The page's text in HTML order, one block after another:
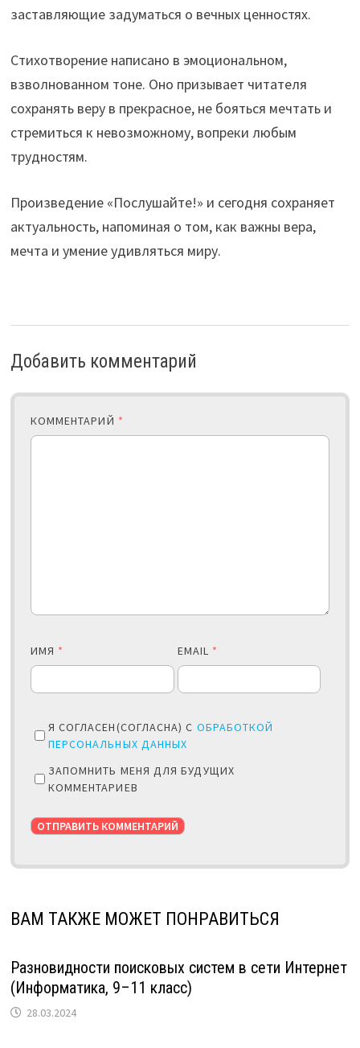
заставляющие задуматься о вечных ценностях.
Стихотворение написано в эмоциональном,
взволнованном тоне. Оно призывает читателя
сохранять веру в прекрасное, не бояться мечтать и
стремиться к невозможному, вопреки любым
трудностям.
Произведение «Послушайте!» и сегодня сохраняет
актуальность, напоминая о том, как важны вера,
мечта и умение удивляться миру.
Добавить комментарий
КОММЕНТАРИЙ *
ИМЯ * EMAIL *
Я СОГЛАСЕН(СОГЛАСНА) С ОБРАБОТКОЙ
ПЕРСОНАЛЬНЫХ ДАННЫХ
ЗАПОМНИТЬ МЕНЯ ДЛЯ БУДУЩИХ
КОММЕНТАРИЕВ
ВАМ ТАКЖЕ МОЖЕТ ПОНРАВИТЬСЯ
Разновидности поисковых систем в сети Интернет
(Информатика, 9–11 класс)
28.03.2024